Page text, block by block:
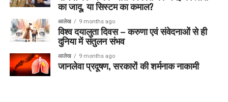
का जादू, या सिस्टम का कमाल?
आलेख 9 months ago
विश्व दयालुता दिवस – करुणा एवं संवेदनाओं से ही
दुनिया में संतुलन संभव
आलेख 9 months ago
जानलेवा प्रदूषण, सरकारों की शर्मनाक नाकामी